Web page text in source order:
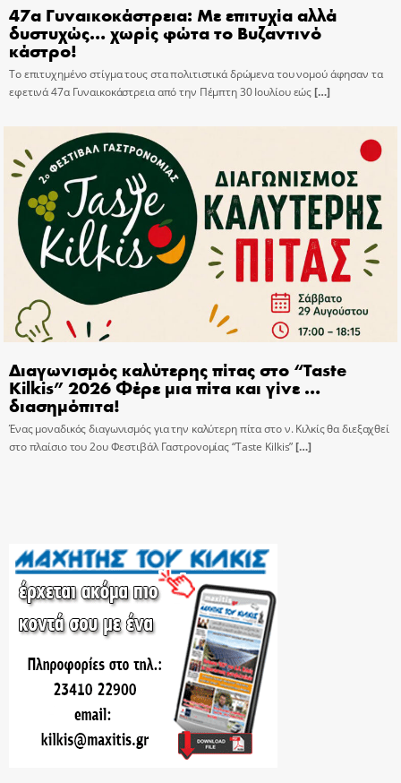
47α Γυναικοκάστρεια: Με επιτυχία αλλά
δυστυχώς… χωρίς φώτα το Βυζαντινό
κάστρο!
Το επιτυχημένο στίγμα τους στα πολιτιστικά δρώμενα του νομού άφησαν τα
εφετινά 47α Γυναικοκάστρεια από την Πέμπτη 30 Ιουλίου εώς[…]
Διαγωνισμός καλύτερης πίτας στο “Taste
Kilkis” 2026 Φέρε μια πίτα και γίνε …
διασημόπιτα!
Ένας μοναδικός διαγωνισμός για την καλύτερη πίτα στο ν. Κιλκίς θα διεξαχθεί
στο πλαίσιο του 2ου Φεστιβάλ Γαστρονομίας “Taste Kilkis”[…]